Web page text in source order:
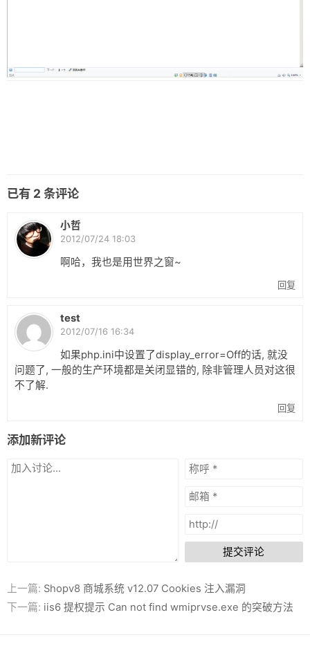
已有 2 条评论
小哲
2012/07/24 18:03
啊哈，我也是用世界之窗~
回复
test
2012/07/16 16:34
如果php.ini中设置了display_error=Off的话, 就没
问题了, 一般的生产环境都是关闭显错的, 除非管理人员对这很
不了解.
回复
添加新评论
提交评论
上一篇: Shopv8 商城系统 v12.07 Cookies 注入漏洞
下一篇: iis6 提权提示 Can not find wmiprvse.exe 的突破方法